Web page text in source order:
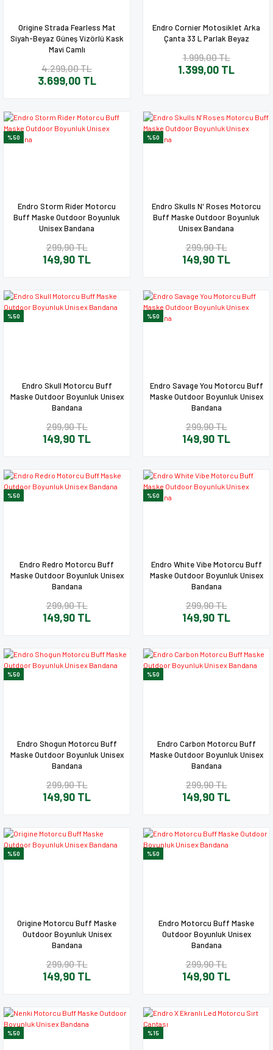
Origine Strada Fearless Mat
Siyah-Beyaz Güneş Vizörlü Kask
Mavi Camlı
4.299,00 TL
3.699,00 TL
Endro Cornier Motosiklet Arka
Çanta 33 L Parlak Beyaz
1.999,00 TL
1.399,00 TL
%50
Endro Storm Rider Motorcu
Buff Maske Outdoor Boyunluk
Unisex Bandana
299,90 TL
149,90 TL
%50
Endro Skulls N' Roses Motorcu
Buff Maske Outdoor Boyunluk
Unisex Bandana
299,90 TL
149,90 TL
%50
Endro Skull Motorcu Buff
Maske Outdoor Boyunluk Unisex
Bandana
299,90 TL
149,90 TL
%50
Endro Savage You Motorcu Buff
Maske Outdoor Boyunluk Unisex
Bandana
299,90 TL
149,90 TL
%50
Endro Redro Motorcu Buff
Maske Outdoor Boyunluk Unisex
Bandana
299,90 TL
149,90 TL
%50
Endro White Vibe Motorcu Buff
Maske Outdoor Boyunluk Unisex
Bandana
299,90 TL
149,90 TL
%50
Endro Shogun Motorcu Buff
Maske Outdoor Boyunluk Unisex
Bandana
299,90 TL
149,90 TL
%50
Endro Carbon Motorcu Buff
Maske Outdoor Boyunluk Unisex
Bandana
299,90 TL
149,90 TL
%50
Origine Motorcu Buff Maske
Outdoor Boyunluk Unisex
Bandana
299,90 TL
149,90 TL
%50
Endro Motorcu Buff Maske
Outdoor Boyunluk Unisex
Bandana
299,90 TL
149,90 TL
%50 %15